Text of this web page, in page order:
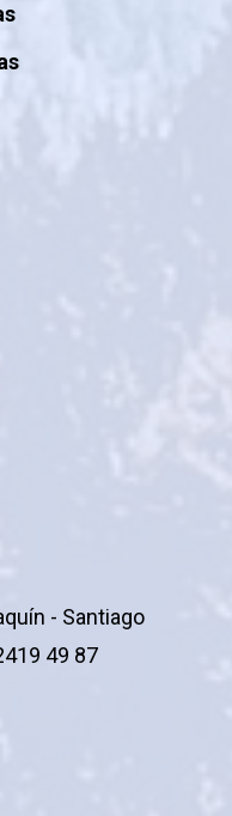
- Santiago
49 87